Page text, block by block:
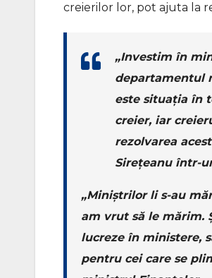
creierilor lor, pot ajuta la
„Investim în
departamentul
este situația în
creier, iar
rezolvarea
Sirețeanu într-
„Miniştrilor li s-au
am vrut să le mărim.
lucreze în ministere,
pentru cei care se